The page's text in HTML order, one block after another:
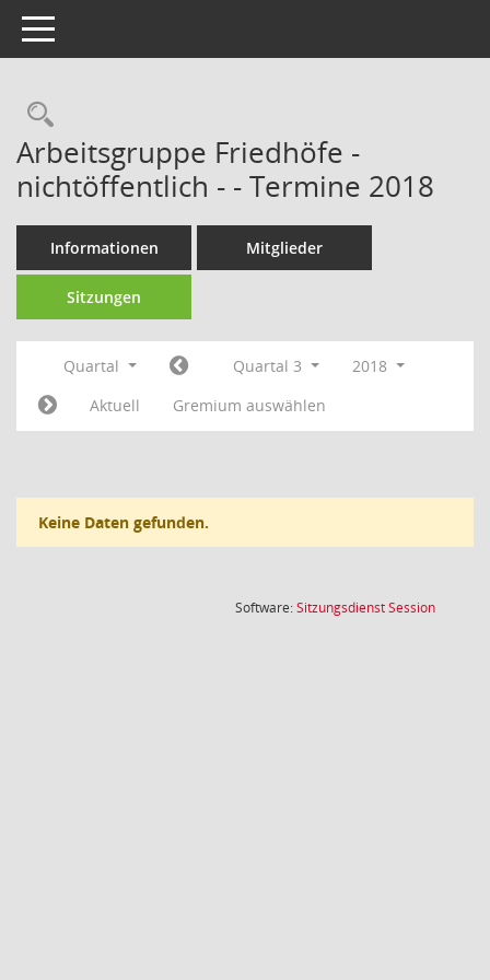
Toggle navigation
Rechercheauswahl
Arbeitsgruppe Friedhöfe -
nichtöffentlich - - Termine 2018
Informationen Mitglieder
Sitzungen
Quartal Quartal 3
2018
Aktuell
Gremium auswählen
Keine Daten gefunden.
Software:SitzungsdienstSession(Wird in